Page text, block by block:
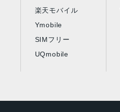
楽天モバイル
Ymobile
SIMフリー
UQmobile